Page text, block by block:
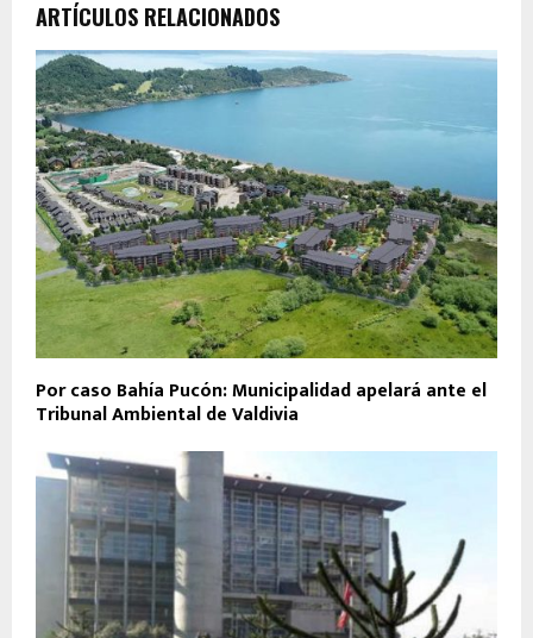
ARTÍCULOS RELACIONADOS
Por caso Bahía Pucón: Municipalidad apelará ante el
Tribunal Ambiental de Valdivia